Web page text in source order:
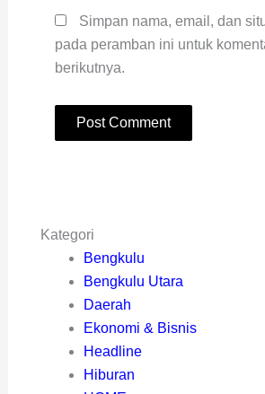
Simpan nama, email, dan
pada peramban ini untuk
berikutnya.
Kategori
Bengkulu
Bengkulu Utara
Daerah
Ekonomi & Bisnis
Headline
Hiburan